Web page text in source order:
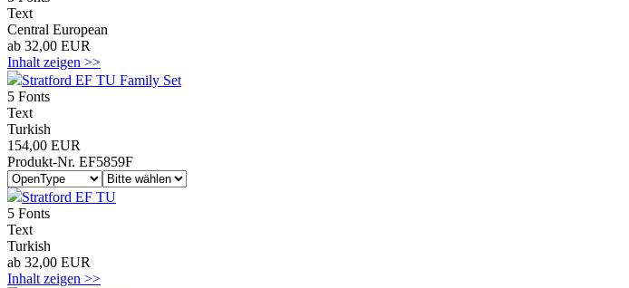
Text
Central European
ab 32,00 EUR
Inhalt zeigen >>
Stratford EF TU Family Set
5 Fonts
Text
Turkish
154,00 EUR
Produkt-Nr. EF5859F
Stratford EF TU
5 Fonts
Text
Turkish
ab 32,00 EUR
Inhalt zeigen >>